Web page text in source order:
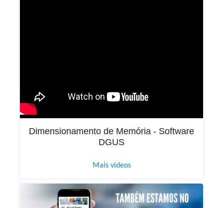
Dimensionamento de Memória - Software
DGUS
Mais videos